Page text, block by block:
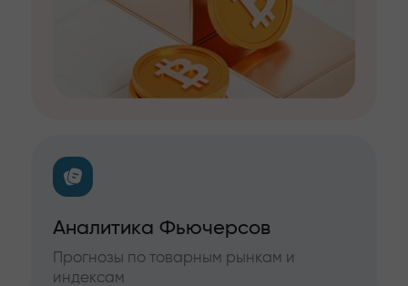
Аналитика Фьючерсов
Прогнозы по товарным рынкам и
индексам